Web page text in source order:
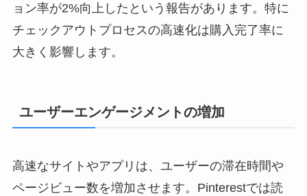
ョン率が2%向上したという報告があります。特に
チェックアウトプロセスの高速化は購入完了率に
大きく影響します。
ユーザーエンゲージメントの増加
高速なサイトやアプリは、ユーザーの滞在時間や
ページビュー数を増加させます。Pinterestでは読